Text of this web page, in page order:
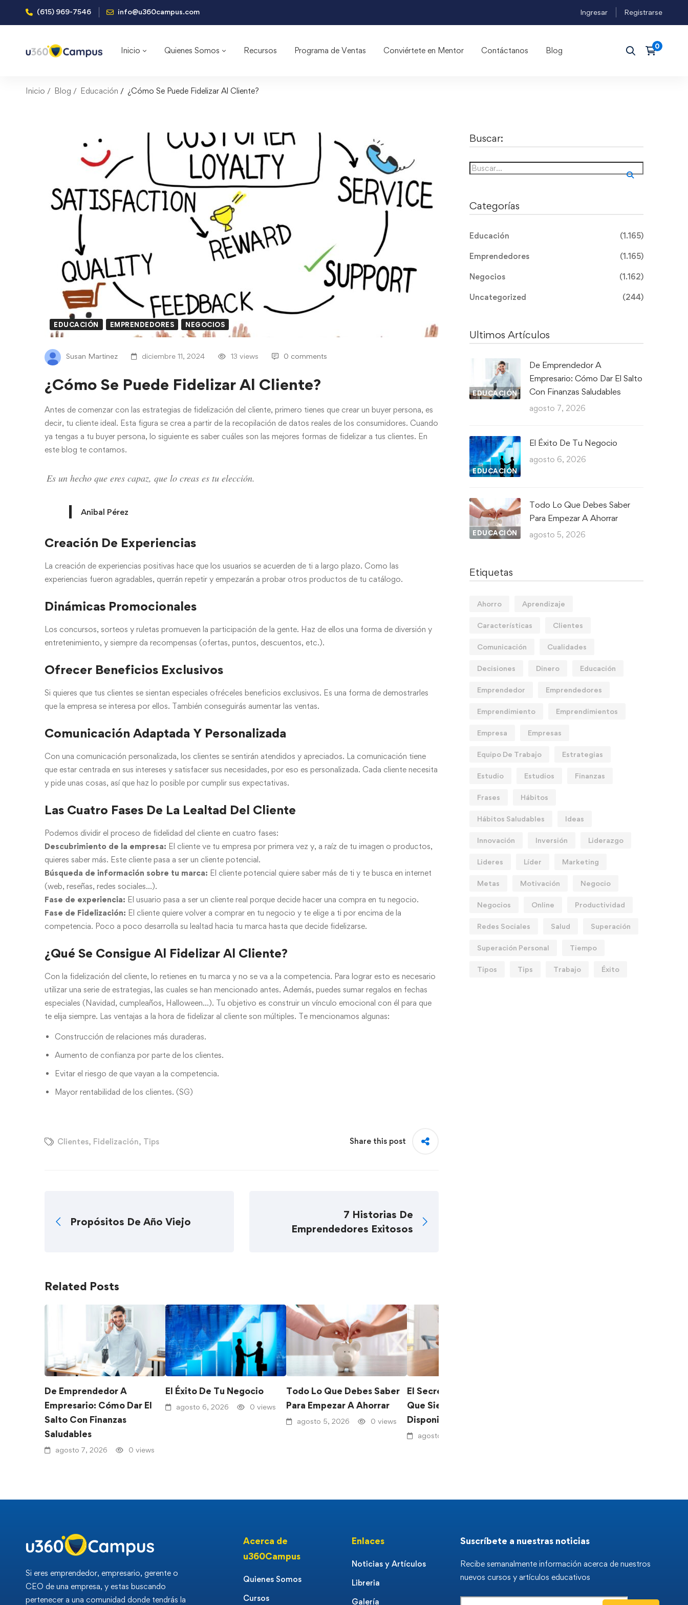
(615) 969-7546 info@u360campus.com Ingresar Registrarse
Inicio Quienes Somos Recursos Programa de Ventas Conviértete en Mentor Contáctanos Blog
Inicio Blog Educación ¿Cómo Se Puede Fidelizar Al Cliente?
EDUCACIÓN EMPRENDEDORES NEGOCIOS
Susan Martinez diciembre 11, 2024 13 views 0 comments
¿Cómo Se Puede Fidelizar Al Cliente?
Antes de comenzar con las estrategias de fidelización del cliente, primero tienes que crear un buyer persona, es
decir, tu cliente ideal. Esta figura se crea a partir de la recopilación de datos reales de los consumidores. Cuando
ya tengas a tu buyer persona, lo siguiente es saber cuáles son las mejores formas de fidelizar a tus clientes. En
este blog te contamos.
Es un hecho que eres capaz, que lo creas es tu elección.
Anibal Pérez
Creación De Experiencias
La creación de experiencias positivas hace que los usuarios se acuerden de ti a largo plazo. Como las
experiencias fueron agradables, querrán repetir y empezarán a probar otros productos de tu catálogo.
Dinámicas Promocionales
Los concursos, sorteos y ruletas promueven la participación de la gente. Haz de ellos una forma de diversión y
entretenimiento, y siempre da recompensas (ofertas, puntos, descuentos, etc.).
Ofrecer Beneficios Exclusivos
Si quieres que tus clientes se sientan especiales ofréceles beneficios exclusivos. Es una forma de demostrarles
que la empresa se interesa por ellos. También conseguirás aumentar las ventas.
Comunicación Adaptada Y Personalizada
Con una comunicación personalizada, los clientes se sentirán atendidos y apreciados. La comunicación tiene
que estar centrada en sus intereses y satisfacer sus necesidades, por eso es personalizada. Cada cliente necesita
y pide unas cosas, así que haz lo posible por cumplir sus expectativas.
Las Cuatro Fases De La Lealtad Del Cliente
Podemos dividir el proceso de fidelidad del cliente en cuatro fases:
Descubrimiento de la empresa: El cliente ve tu empresa por primera vez y, a raíz de tu imagen o productos,
quieres saber más. Este cliente pasa a ser un cliente potencial.
Búsqueda de información sobre tu marca: El cliente potencial quiere saber más de ti y te busca en internet
(web, reseñas, redes sociales…).
Fase de experiencia: El usuario pasa a ser un cliente real porque decide hacer una compra en tu negocio.
Fase de Fidelización: El cliente quiere volver a comprar en tu negocio y te elige a ti por encima de la
competencia. Poco a poco desarrolla su lealtad hacia tu marca hasta que decide fidelizarse.
¿Qué Se Consigue Al Fidelizar Al Cliente?
Con la fidelización del cliente, lo retienes en tu marca y no se va a la competencia. Para lograr esto es necesario
utilizar una serie de estrategias, las cuales se han mencionado antes. Además, puedes sumar regalos en fechas
especiales (Navidad, cumpleaños, Halloween…). Tu objetivo es construir un vínculo emocional con él para que
te elija siempre. Las ventajas a la hora de fidelizar al cliente son múltiples. Te mencionamos algunas:
Construcción de relaciones más duraderas.
Aumento de confianza por parte de los clientes.
Evitar el riesgo de que vayan a la competencia.
Mayor rentabilidad de los clientes. (SG)
Clientes, Fidelización, Tips Share this post
Propósitos De Año Viejo
7 Historias De
Emprendedores Exitosos
Related Posts
De Emprendedor A
Empresario: Cómo Dar El
Salto Con Finanzas
Saludables
agosto 7, 2026 0 views
El Éxito De Tu Negocio
agosto 6, 2026 0 views
Todo Lo Que Debes Saber
Para Empezar A Ahorrar
agosto 5, 2026 0 views
El Secreto De Las Personas
Que Siempre Tienen Dinero
Disponible
agosto 4, 2026
Buscar:
Categorías
Educación (1.165)
Emprendedores (1.165)
Negocios (1.162)
Uncategorized (244)
Ultimos Artículos
EDUCACIÓN
De Emprendedor A
Empresario: Cómo Dar El Salto
Con Finanzas Saludables
agosto 7, 2026
EDUCACIÓN
El Éxito De Tu Negocio
agosto 6, 2026
EDUCACIÓN
Todo Lo Que Debes Saber
Para Empezar A Ahorrar
agosto 5, 2026
Etiquetas
Ahorro Aprendizaje
Características Clientes
Comunicación Cualidades
Decisiones Dinero Educación
Emprendedor Emprendedores
Emprendimiento Emprendimientos
Empresa Empresas
Equipo De Trabajo Estrategias
Estudio Estudios Finanzas
Frases Hábitos
Hábitos Saludables Ideas
Innovación Inversión Liderazgo
Lideres Líder Marketing
Metas Motivación Negocio
Negocios Online Productividad
Redes Sociales Salud Superación
Superación Personal Tiempo
Tipos Tips Trabajo Éxito
Si eres emprendedor, empresario, gerente o
CEO de una empresa, y estas buscando
pertenecer a una comunidad donde tendrás la
Acerca de
u360Campus
Quienes Somos
Cursos
Enlaces
Noticias y Artículos
Libreria
Galería
Suscríbete a nuestras noticias
Recibe semanalmente información acerca de nuestros
nuevos cursos y artículos educativos